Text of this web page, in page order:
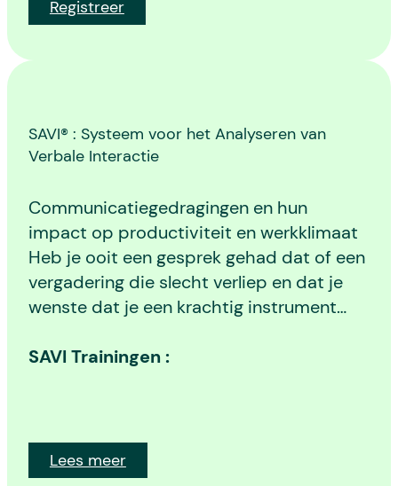
Registreer
SAVI® : Systeem voor het Analyseren van
Verbale Interactie
Communicatiegedragingen en hun
impact op productiviteit en werkklimaat
Heb je ooit een gesprek gehad dat of een
vergadering die slecht verliep en dat je
wenste dat je een krachtig instrument…
SAVI Trainingen :
Lees meer